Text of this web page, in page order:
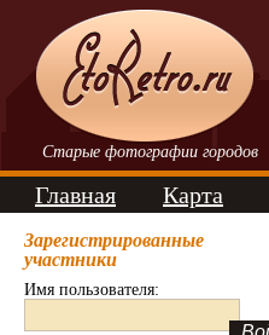
Старые фотографии городов
Главная Карта
Зарегистрированные
участники
Имя пользователя: